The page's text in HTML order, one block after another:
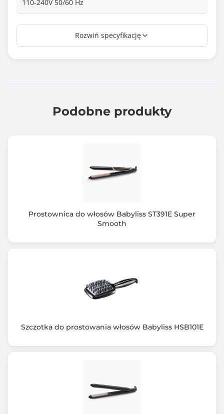
110-240V 50/60 Hz
Długość kabla
Wymiary [G x S x W] (mm)
Płyty pływające 28 x 100 mm
Automatyczne wyłączanie
Gwarancja producenta [mies.]
Rozwiń specyfikację
Podobne produkty
Prostownica do włosów Babyliss ST391E Super
Smooth
Szczotka do prostowania włosów Babyliss HSB101E